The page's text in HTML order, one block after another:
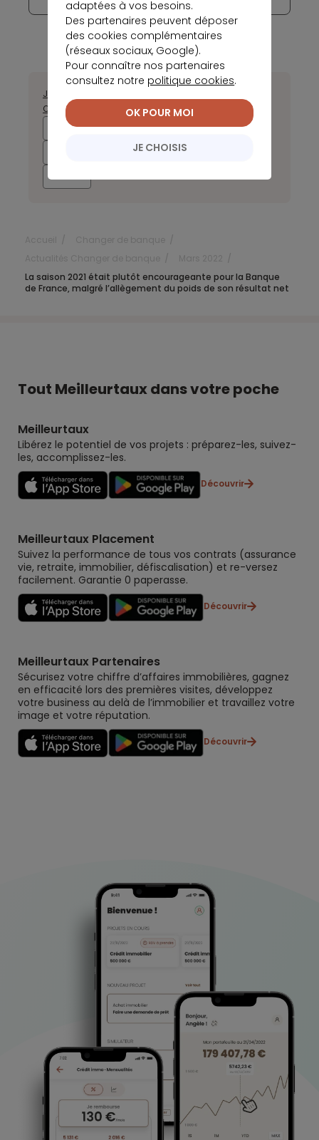
2025 2024 2023
2022
2019
Janvier
Octobre
Décembre
La saison 2021 était plutôt encourageante pour la Banque
de France, malgré l’allègement du poids de son résultat net
Tout Meilleurtaux dans votre poche
Meilleurtaux
Libérez le potentiel de vos projets : préparez-les, suivez-
les, accomplissez-les.
Découvrir
Meilleurtaux Placement
Suivez la performance de tous vos contrats (assurance
vie, retraite, immobilier, défiscalisation) et re-versez
facilement. Garantie 0 paperasse.
Découvrir
Meilleurtaux Partenaires
Sécurisez votre chiffre d’affaires immobilières, gagnez
en efficacité lors des premières visites, développez
votre business au delà de l’immobilier et travaillez votre
image et votre réputation.
Découvrir
adaptées à vos besoins.
Des partenaires peuvent déposer
des cookies complémentaires
(réseaux sociaux, Google).
Pour connaître nos partenaires
consultez notre politique cookies.
JE CHOISIS
OK POUR MOI